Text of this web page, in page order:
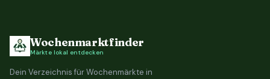
Wochenmarktfinder
Märkte lokal entdecken
Dein Verzeichnis für Wochenmärkte in